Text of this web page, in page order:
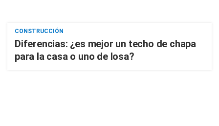
CONSTRUCCIÓN
Diferencias: ¿es mejor un techo de chapa
para la casa o uno de losa?